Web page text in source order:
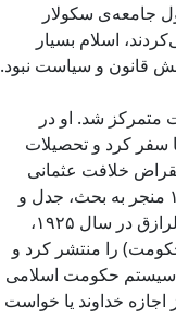
جامعه‌ی سکولار
اسلام بسیار
قانون و سیاست نبود.
متمرکز شد. او در
سفر کرد و تحصیلات
خلافت عثمانی
توسط دولت ترکان جوان ترکیه در سال ۱۹۲۴ منجر به بحث، جدل و
اختلافات شدید در جهان اسلام شد. علی عبدالرازق در سال ۱۹۲۵،
را منتشر کرد و
سیستم حکومت اسلامی
خداوند یا خواست